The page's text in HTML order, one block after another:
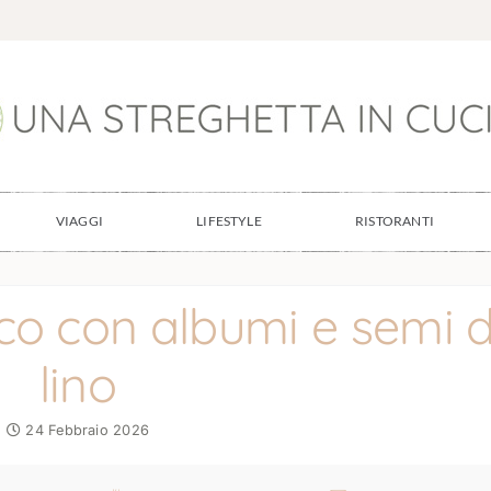
VIAGGI LIFESTYLE RISTORANTI
con albumi e semi
lino
24 Febbraio 2026